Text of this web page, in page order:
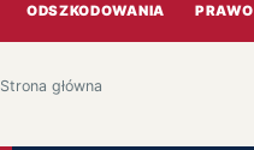
ODSZKODOWANIA PRAWO
Strona główna